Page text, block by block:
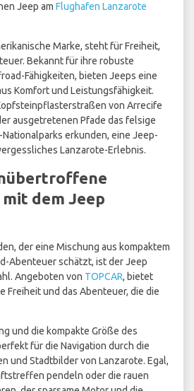
Jeep am Flughafen Lanzarote
Marke, steht für Freiheit,
Bekannt für ihre robuste
Fähigkeiten, bieten Jeeps eine
Komfort und Leistungsfähigkeit.
von Arrecife
ausgetretenen Pfade das felsige
erkunden, eine Jeep-
Lanzarote-Erlebnis.
dem Jeep
der eine Mischung aus kompaktem
Abenteuer schätzt, ist der Jeep
Angeboten von TOPCAR, bietet
Freiheit und das Abenteuer, die die
und die kompakte Größe des
für die Navigation durch die
und Stadtbilder von Lanzarote. Egal,
pendeln oder die rauen